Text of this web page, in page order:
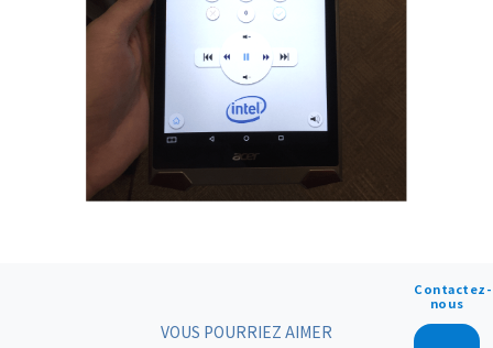
VOUS POURRIEZ AIMER
Contactez-
nous